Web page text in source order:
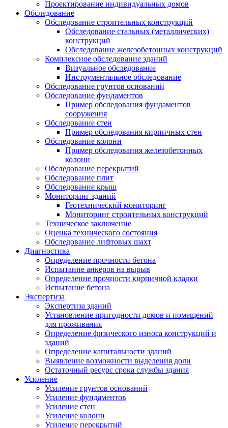
Проектирование индивидуальных домов
Обследование
Обследование строительных конструкций
Обследование стальных (металлических)
конструкций
Обследование железобетонных конструкций
Комплексное обследование зданий
Визуальное обследование
Инструментальное обследование
Обследование грунтов оснований
Обследование фундаментов
Пример обследования фундаментов
сооружения
Обследование стен
Пример обследования кирпичных стен
Обследование колонн
Пример обследования железобетонных
колонн
Обследование перекрытий
Обследование плит
Обследование крыш
Мониторинг зданий
Геотехнический мониторинг
Мониторинг строительных конструкций
Техническое заключение
Оценка технического состояния
Обследование лифтовых шахт
Диагностика
Определение прочности бетона
Испытание анкеров на вырыв
Определение прочности кирпичной кладки
Испытание бетона
Экспертиза
Экспертиза зданий
Установление пригодности домов и помещений
для проживания
Определение физического износа конструкций и
зданий
Определение капитальности зданий
Выявление возможности выделения доли
Остаточный ресурс срока службы здания
Усиление
Усиление грунтов оснований
Усиление фундаментов
Усиление стен
Усиление колонн
Усиление перекрытий